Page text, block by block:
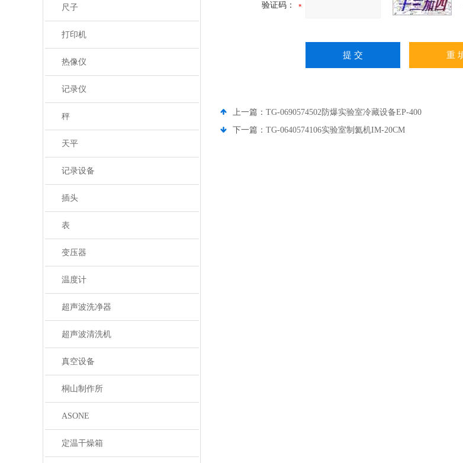
尺子
打印机
热像仪
记录仪
秤
天平
记录设备
插头
表
变压器
温度计
超声波洗净器
超声波清洗机
真空设备
桐山制作所
ASONE
定温干燥箱
验证码：
上一篇： TG-0690574502防爆实验室冷藏设备EP-400
下一篇： TG-0640574106实验室制氦机IM-20CM